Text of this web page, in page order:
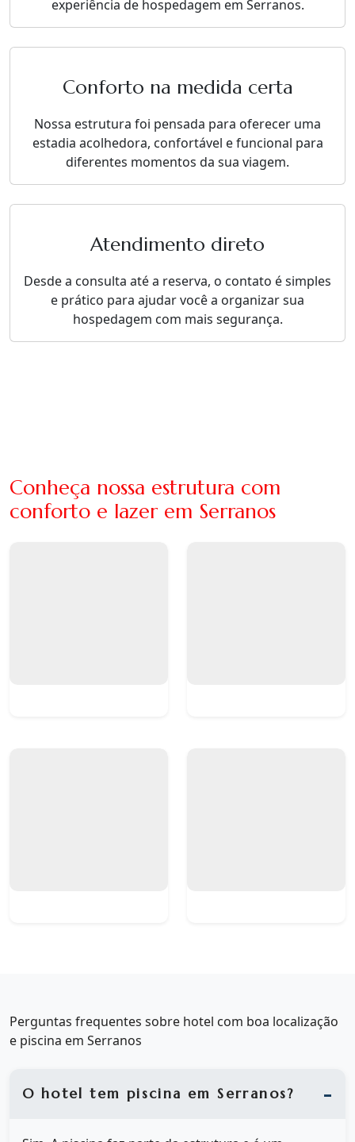
experiência de hospedagem em Serranos.
Conforto na medida certa
Nossa estrutura foi pensada para oferecer uma
estadia acolhedora, confortável e funcional para
diferentes momentos da sua viagem.
Atendimento direto
Desde a consulta até a reserva, o contato é simples
e prático para ajudar você a organizar sua
hospedagem com mais segurança.
Conheça nossa estrutura com
conforto e lazer em Serranos
Perguntas frequentes sobre hotel com boa localização
e piscina em Serranos
O hotel tem piscina em Serranos?